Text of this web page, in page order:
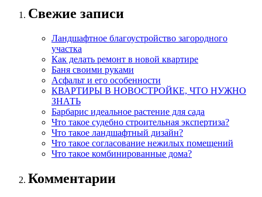
Свежие записи
Ландшафтное благоустройство загородного
участка
Как делать ремонт в новой квартире
Баня своими руками
Асфальт и его особенности
КВАРТИРЫ В НОВОСТРОЙКЕ, ЧТО НУЖНО
ЗНАТЬ
Барбарис идеальное растение для сада
Что такое судебно строительная экспертиза?
Что такое ландшафтный дизайн?
Что такое согласование нежилых помещений
Что такое комбинированные дома?
Комментарии